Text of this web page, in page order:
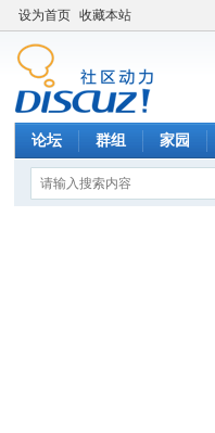
设为首页 收藏本站
论坛 群组 家园